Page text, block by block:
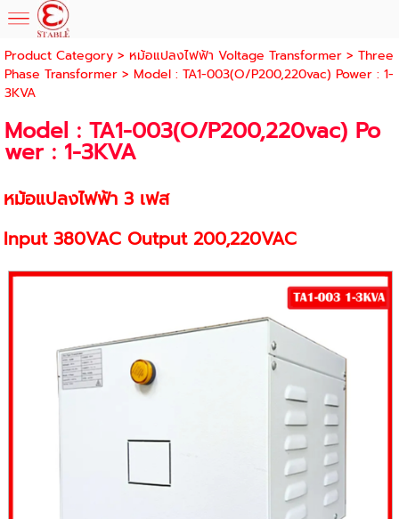
Product Category> หม้อแปลงไฟฟ้า Voltage Transformer> Three
Phase Transformer> Model : TA1-003(O/P200,220vac) Power : 1-
3KVA
Model : TA1-003(O/P200,220vac) Po
wer : 1-3KVA
หม้อแปลงไฟฟ้า 3 เฟส
Input 380VAC Output 200,220VAC